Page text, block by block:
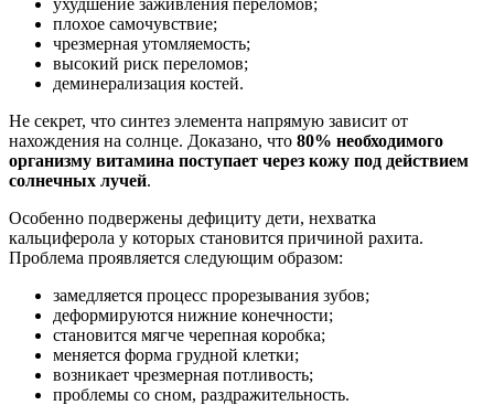
плохое самочувствие;
чрезмерная утомляемость;
высокий риск переломов;
деминерализация костей.
Не секрет, что синтез элемента напрямую зависит от
нахождения на солнце. Доказано, что 80% необходимого
организму витамина поступает через кожу под действием
солнечных лучей.
Особенно подвержены дефициту дети, нехватка
кальциферола у которых становится причиной рахита.
Проблема проявляется следующим образом:
замедляется процесс прорезывания зубов;
деформируются нижние конечности;
становится мягче черепная коробка;
меняется форма грудной клетки;
возникает чрезмерная потливость;
проблемы со сном, раздражительность.